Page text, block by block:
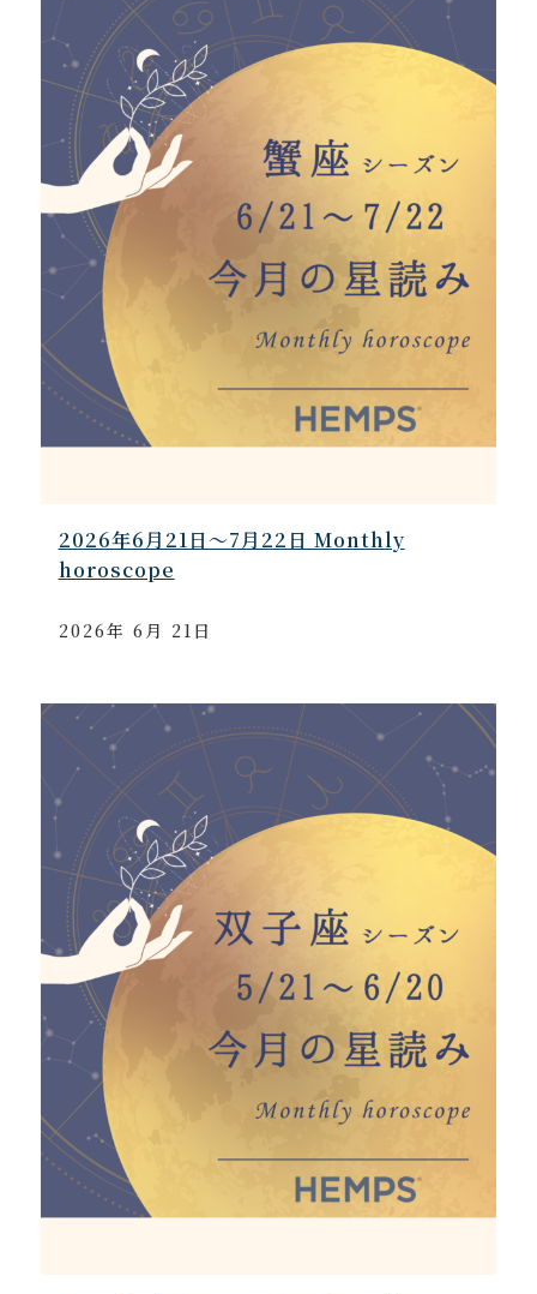
2026年6月21日～7月22日 Monthly
horoscope
2026年 6月 21日